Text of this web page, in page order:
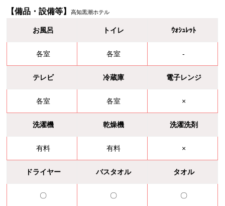
【備品・設備等】高知黒潮ホテル
お風呂 トイレ ｳｫｼｭﾚｯﾄ
各室 各室 -
テレビ 冷蔵庫 電子レンジ
各室 各室 ×
洗濯機 乾燥機 洗濯洗剤
有料 有料 ×
ドライヤー バスタオル タオル
〇 〇 〇